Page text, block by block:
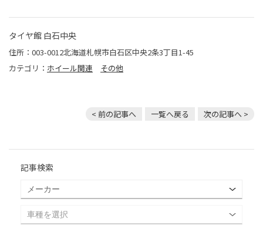
タイヤ館 白石中央
住所：003-0012北海道札幌市白石区中央2条3丁目1-45
カテゴリ： ホイール関連 その他
< 前の記事へ 一覧へ戻る 次の記事へ >
記事検索